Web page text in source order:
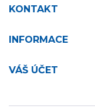
KONTAKT
INFORMACE
VÁŠ ÚČET